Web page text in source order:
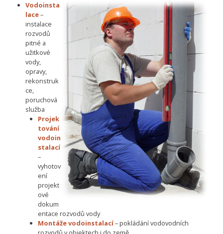
Vodoinsta
lace–
instalace
rozvodů
pitné a
užitkové
vody,
opravy,
rekonstruk
ce,
poruchová
služba
Projek
tování
vodoin
stalací
–
vyhotov
ení
projekt
ové
dokum
entace rozvodů vody
Montáže vodoinstalací– pokládání vodovodních